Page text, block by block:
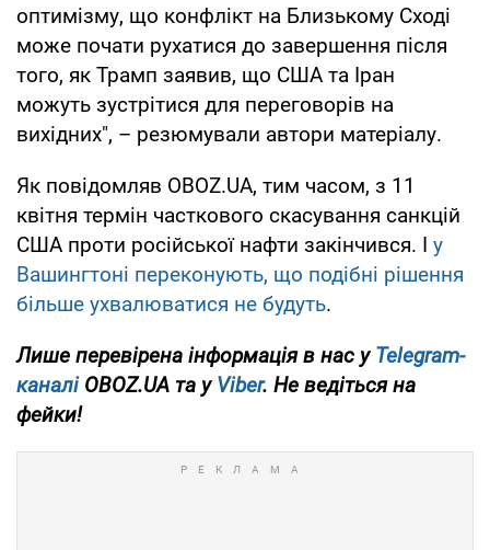
оптимізму, що конфлікт на Близькому Сході
може почати рухатися до завершення після
того, як Трамп заявив, що США та Іран
можуть зустрітися для переговорів на
вихідних", – резюмували автори матеріалу.
Як повідомляв OBOZ.UA, тим часом, з 11
квітня термін часткового скасування санкцій
США проти російської нафти закінчився. І у
Вашингтоні переконують, що подібні рішення
більше ухвалюватися не будуть.
Лише перевірена інформація в нас уTelegram-
каналіOBOZ.UA та уViber. Не ведіться на
фейки!